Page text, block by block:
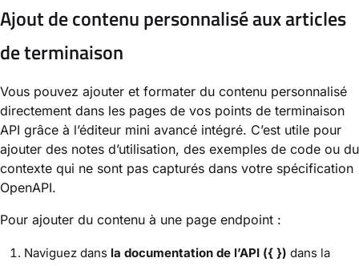
Ajout de contenu personnalisé aux articles
de terminaison
Vous pouvez ajouter et formater du contenu personnalisé
directement dans les pages de vos points de terminaison
API grâce à l’éditeur mini avancé intégré. C’est utile pour
ajouter des notes d’utilisation, des exemples de code ou du
contexte qui ne sont pas capturés dans votre spécification
OpenAPI.
Pour ajouter du contenu à une page endpoint :
Naviguez dans la documentation de l’API ({ }) dans la